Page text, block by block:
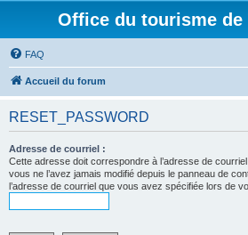
Office du tourisme de
FAQ
Accueil du forum
RESET_PASSWORD
Adresse de courriel :
Cette adresse doit correspondre à l’adresse de
vous ne l’avez jamais modifié depuis le panneau de
l’adresse de courriel que vous avez spécifiée lors de